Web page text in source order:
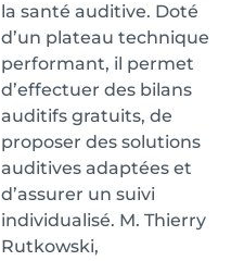
la santé auditive. Doté
d’un plateau technique
performant, il permet
d’effectuer des bilans
auditifs gratuits, de
proposer des solutions
auditives adaptées et
d’assurer un suivi
individualisé. M. Thierry
Rutkowski,